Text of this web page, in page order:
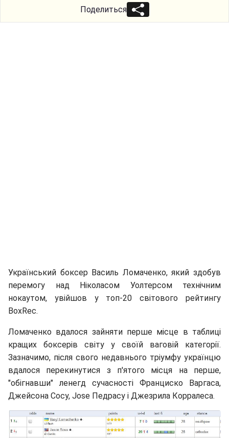
Поделиться
Український боксер Василь Ломаченко, який здобув
перемогу над Ніколасом Уолтерсом технічним
нокаутом, увійшов у топ-20 світового рейтингу
BoxRec.
Ломаченко вдалося зайняти перше місце в таблиці
кращих боксерів світу у своїй ваговій категорії.
Зазначимо, після свого недавнього тріумфу українцю
вдалося перекинутися з п'ятого місця на перше,
"обігнавши" ленегд сучасності Франциско Варгаса,
Джейсона Сосу, Jose Педрасу і Джезрила Корралеса.